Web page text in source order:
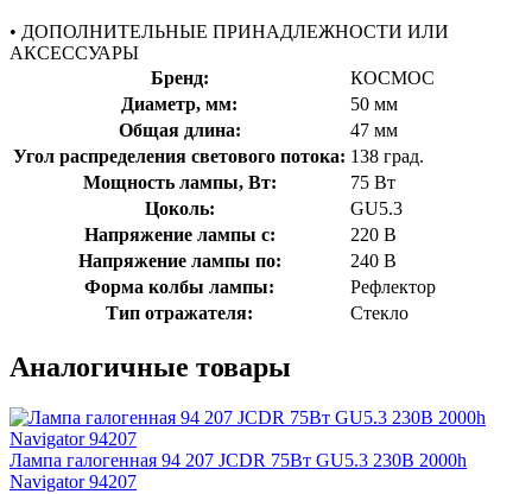
• ДОПОЛНИТЕЛЬНЫЕ ПРИНАДЛЕЖНОСТИ ИЛИ
АКСЕССУАРЫ
Бренд:
КОСМОС
Диаметр, мм:
50 мм
Общая длина:
47 мм
Угол распределения светового потока: 138 град.
Мощность лампы, Вт:
75 Вт
Цоколь:
GU5.3
Напряжение лампы с:
220 В
Напряжение лампы по:
240 В
Форма колбы лампы:
Рефлектор
Тип отражателя:
Стекло
Аналогичные товары
Лампа галогенная 94 207 JCDR 75Вт GU5.3 230В 2000h
Navigator 94207